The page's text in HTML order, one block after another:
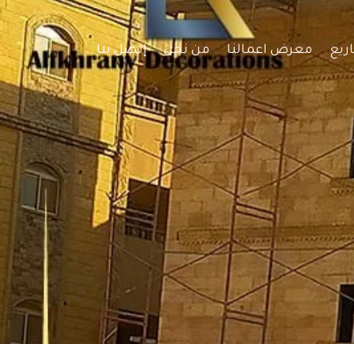
معرض اعمالنا من نحن إتصل بنا